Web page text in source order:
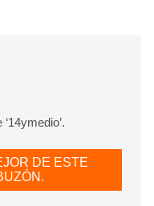
primero has de
CANCELAR
DE ESTE